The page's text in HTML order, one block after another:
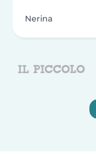
Nerina